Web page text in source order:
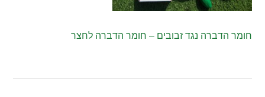
חומר הדברה נגד זבובים – חומר הדברה לחצר